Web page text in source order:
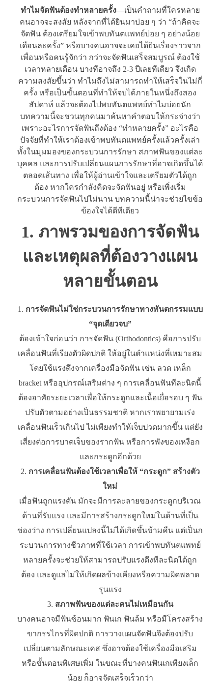
ทำไมจัดฟันต้องทำหลายครั้ง—เป็นคำถามที่ใครหลาย
คนอาจจะสงสัย หลังจากที่ได้ยินมาบ่อย ๆ ว่า “ถ้าคิดจะ
จัดฟัน ต้องเตรียมใจเข้าพบทันตแพทย์บ่อย ๆ อย่างน้อย
เดือนละครั้ง” หรือบางคนอาจจะเคยได้ยินเรื่องราวจาก
เพื่อนหรือคนรู้จักว่า กว่าจะจัดฟันเสร็จสมบูรณ์ ต้องใช้
เวลาหลายเดือน บางทีอาจถึง 2-3 ปีเลยทีเดียว จึงเกิด
ความสงสัยขึ้นว่า ทำไมถึงไม่สามารถทำให้เสร็จในไม่กี่
ครั้ง หรือเป็นขั้นตอนที่ทำให้จบได้ภายในหนึ่งถึงสอง
สัปดาห์ แล้วจะต้องไปพบทันตแพทย์ทำไมบ่อยนัก
บทความนี้จะชวนทุกคนมาค้นหาคำตอบให้กระจ่างว่า
เพราะอะไรการจัดฟันถึงต้อง “ทำหลายครั้ง” อะไรคือ
ปัจจัยที่ทำให้เราต้องเข้าพบทันตแพทย์ครั้งแล้วครั้งเล่า
ทั้งในมุมมองของกระบวนการรักษา สภาพฟันของแต่ละ
บุคคล และการปรับเปลี่ยนแผนการรักษาที่อาจเกิดขึ้นได้
ตลอดเส้นทาง เพื่อให้ผู้อ่านเข้าใจและเตรียมตัวได้ถูก
ต้อง หากใครกำลังคิดจะจัดฟันอยู่ หรือเพิ่งเริ่ม
กระบวนการจัดฟันไปไม่นาน บทความนี้น่าจะช่วยไขข้อ
ข้องใจได้ดีทีเดียว
1. ภาพรวมของการจัดฟัน
และเหตุผลที่ต้องวางแผน
หลายขั้นตอน
การจัดฟันไม่ใช่กระบวนการรักษาทางทันตกรรมแบบ
“จุดเดียวจบ”
ต้องเข้าใจก่อนว่า การจัดฟัน (Orthodontics) คือการปรับ
เคลื่อนฟันที่เรียงตัวผิดปกติ ให้อยู่ในตำแหน่งที่เหมาะสม
โดยใช้แรงดึงจากเครื่องมือจัดฟัน เช่น ลวด เหล็ก
bracket หรืออุปกรณ์เสริมต่าง ๆ การเคลื่อนฟันทีละนิดนี้
ต้องอาศัยระยะเวลาเพื่อให้กระดูกและเนื้อเยื่อรอบ ๆ ฟัน
ปรับตัวตามอย่างเป็นธรรมชาติ หากเราพยายามเร่ง
เคลื่อนฟันเร็วเกินไป ไม่เพียงทำให้เจ็บปวดมากขึ้น แต่ยัง
เสี่ยงต่อการบาดเจ็บของรากฟัน หรือการพังของเหงือก
และกระดูกอีกด้วย
การเคลื่อนฟันต้องใช้เวลาเพื่อให้ “กระดูก” สร้างตัว
ใหม่
เมื่อฟันถูกแรงดัน มักจะมีการละลายของกระดูกบริเวณ
ด้านที่รับแรง และมีการสร้างกระดูกใหม่ในด้านที่เป็น
ช่องว่าง การเปลี่ยนแปลงนี้ไม่ได้เกิดขึ้นข้ามคืน แต่เป็นก
ระบวนการทางชีวภาพที่ใช้เวลา การเข้าพบทันตแพทย์
หลายครั้งจะช่วยให้สามารถปรับแรงดึงทีละนิดได้ถูก
ต้อง และดูแลไม่ให้เกิดผลข้างเคียงหรือความผิดพลาด
รุนแรง
สภาพฟันของแต่ละคนไม่เหมือนกัน
บางคนอาจมีฟันซ้อนมาก ฟันเก ฟันล้ม หรือมีโครงสร้าง
ขากรรไกรที่ผิดปกติ การวางแผนจัดฟันจึงต้องปรับ
เปลี่ยนตามลักษณะเคส ซึ่งอาจต้องใช้เครื่องมือเสริม
หรือขั้นตอนพิเศษเพิ่ม ในขณะที่บางคนฟันเกเพียงเล็ก
น้อย ก็อาจจัดเสร็จเร็วกว่า